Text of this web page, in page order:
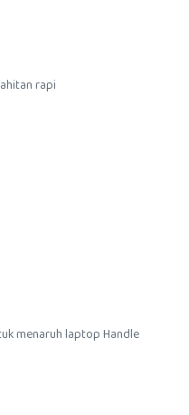
rapi
menaruh laptop Handle